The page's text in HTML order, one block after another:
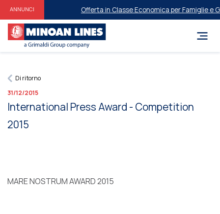
ANNUNCI Offerta in Classe Economica per Famiglie e
Di ritorno
31/12/2015
International Press Award - Competition
2015
MARE NOSTRUM AWARD 2015